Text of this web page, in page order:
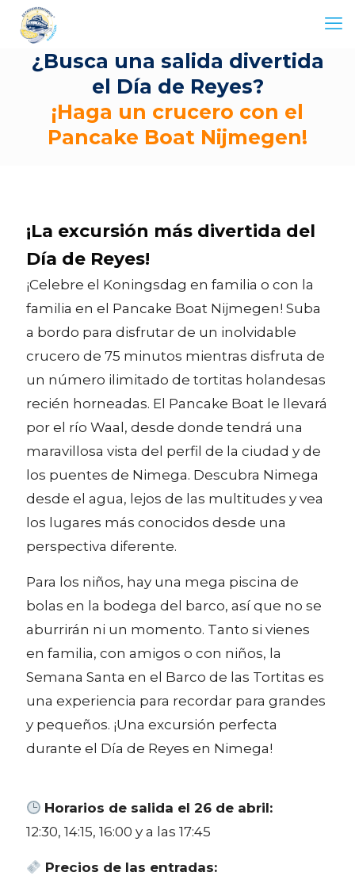
¿Busca una salida divertida
el Día de Reyes?
¡Haga un crucero con el
Pancake Boat Nijmegen!
¡La excursión más divertida del
Día de Reyes!
¡Celebre el Koningsdag en familia o con la
familia en el Pancake Boat Nijmegen! Suba
a bordo para disfrutar de un inolvidable
crucero de 75 minutos mientras disfruta de
un número ilimitado de tortitas holandesas
recién horneadas. El Pancake Boat le llevará
por el río Waal, desde donde tendrá una
maravillosa vista del perfil de la ciudad y de
los puentes de Nimega. Descubra Nimega
desde el agua, lejos de las multitudes y vea
los lugares más conocidos desde una
perspectiva diferente.
Para los niños, hay una mega piscina de
bolas en la bodega del barco, así que no se
aburrirán ni un momento. Tanto si vienes
en familia, con amigos o con niños, la
Semana Santa en el Barco de las Tortitas es
una experiencia para recordar para grandes
y pequeños. ¡Una excursión perfecta
durante el Día de Reyes en Nimega!
Horarios de salida el 26 de abril:
12:30, 14:15, 16:00 y a las 17:45
Precios de las entradas: